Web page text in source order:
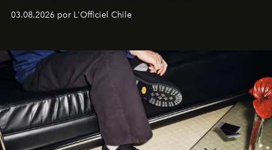
la asesora creativa y jefa de diseño global de la marca
y la filosofía detrás de la propuesta.
03.08.2026 por L'Officiel Chile